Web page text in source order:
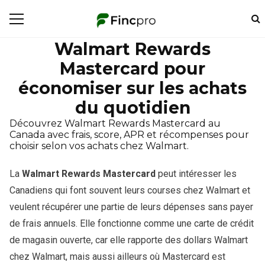
Walmart Rewards
Mastercard pour
économiser sur les achats
du quotidien
Découvrez Walmart Rewards Mastercard au
Canada avec frais, score, APR et récompenses pour
choisir selon vos achats chez Walmart.
La Walmart Rewards Mastercard peut intéresser les
Canadiens qui font souvent leurs courses chez Walmart et
veulent récupérer une partie de leurs dépenses sans payer
de frais annuels. Elle fonctionne comme une carte de crédit
de magasin ouverte, car elle rapporte des dollars Walmart
chez Walmart, mais aussi ailleurs où Mastercard est